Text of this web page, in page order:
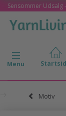
Sensommer Udsalg
Skifte navigation
Menu
Motiv